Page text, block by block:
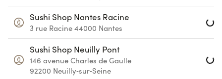
Sushi Shop Nantes Racine
3 rue Racine 44000 Nantes
Sushi Shop Neuilly Pont
146 avenue Charles de Gaulle
92200 Neuilly‑sur‑Seine